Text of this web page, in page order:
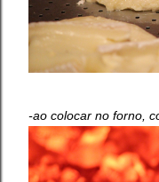
-ao colocar no forno,